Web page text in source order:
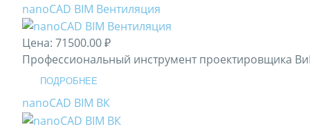
nanoCAD BIM Вентиляция
Цена: 71500.00 ₽
Профессиональный инструмент проектировщика
ПОДРОБНЕЕ
nanoCAD BIM ВК